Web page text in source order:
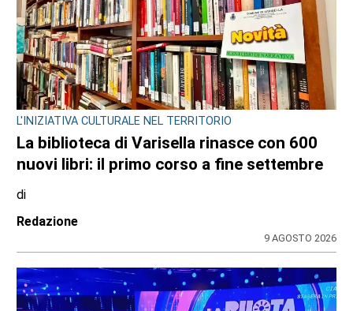
L'INIZIATIVA CULTURALE NEL TERRITORIO
La biblioteca di Varisella rinasce con 600
nuovi libri: il primo corso a fine settembre
Redazione
9 AGOSTO 2026